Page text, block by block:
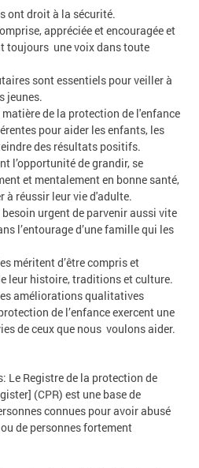
ont droit à la sécurité.
appréciée et encouragée et
toujours une voix dans toute
sont essentiels pour veiller à
jeunes.
de la protection de l'enfance
pour aider les enfants, les
des résultats positifs.
l’opportunité de grandir, se
et mentalement en bonne santé,
à réussir leur vie d'adulte.
urgent de parvenir aussi vite
l’entourage d’une famille qui les
méritent d’être compris et
leur histoire, traditions et culture.
améliorations qualitatives
de l’enfance exercent une
de ceux que nous voulons aider.
Le Registre de la protection de
(CPR) est une base de
connues pour avoir abusé
de personnes fortement